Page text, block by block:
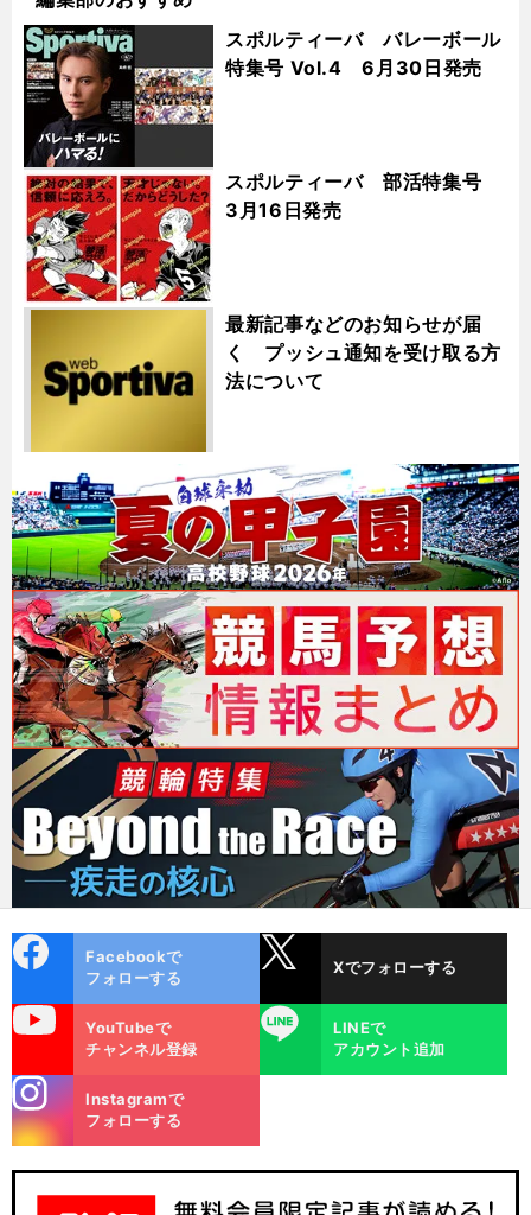
スポルティーバ バレーボール
特集号 Vol.4 6月30日発売
スポルティーバ 部活特集号
3月16日発売
最新記事などのお知らせが届
く プッシュ通知を受け取る方
法について
ok
Facebookで
フォローする
Xでフォローする
YouTubeで
チャンネル登録
LINE
LINEで
アカウント追加
m
Instagramで
フォローする